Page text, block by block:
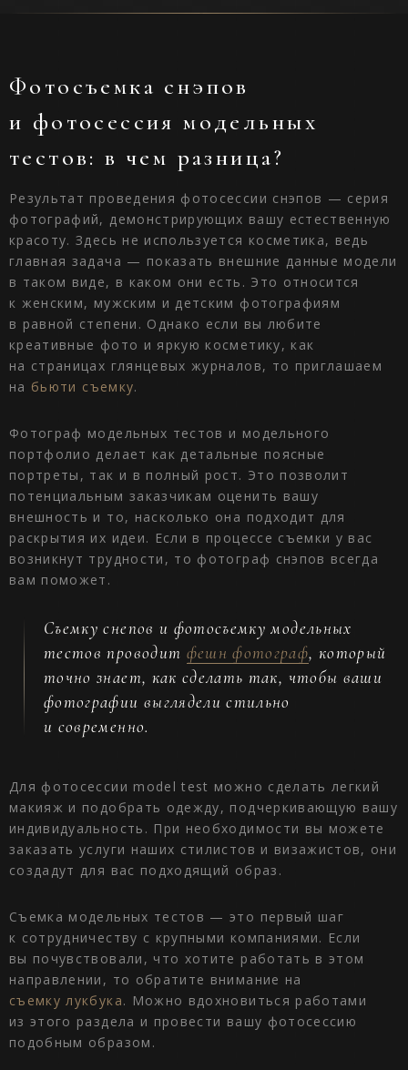
Фотосъемка снэпов
и фотосессия модельных
тестов: в чем разница?
Результат проведения фотосессии снэпов — серия
фотографий, демонстрирующих вашу естественную
красоту. Здесь не используется косметика, ведь
главная задача — показать внешние данные модели
в таком виде, в каком они есть. Это относится
к женским, мужским и детским фотографиям
в равной степени. Однако если вы любите
креативные фото и яркую косметику, как
на страницах глянцевых журналов, то приглашаем
на бьюти съемку.
Фотограф модельных тестов и модельного
портфолио делает как детальные поясные
портреты, так и в полный рост. Это позволит
потенциальным заказчикам оценить вашу
внешность и то, насколько она подходит для
раскрытия их идеи. Если в процессе съемки у вас
возникнут трудности, то фотограф снэпов всегда
вам поможет.
Съемку снепов и фотосъемку модельных
тестов проводит фешн фотограф, который
точно знает, как сделать так, чтобы ваши
фотографии выглядели стильно
и современно.
Для фотосессии model test можно сделать легкий
макияж и подобрать одежду, подчеркивающую вашу
индивидуальность. При необходимости вы можете
заказать услуги наших стилистов и визажистов, они
создадут для вас подходящий образ.
Съемка модельных тестов — это первый шаг
к сотрудничеству с крупными компаниями. Если
вы почувствовали, что хотите работать в этом
направлении, то обратите внимание на
съемку лукбука. Можно вдохновиться работами
из этого раздела и провести вашу фотосессию
подобным образом.